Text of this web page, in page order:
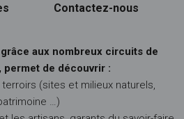
Contactez-nous
aux nombreux circuits de
permet de découvrir :
(sites et milieux naturels,
…)